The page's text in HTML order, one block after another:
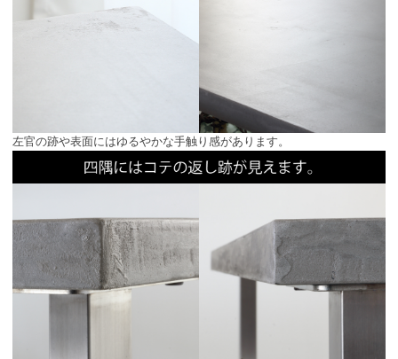
左官の跡や表面にはゆるやかな手触り感があります。